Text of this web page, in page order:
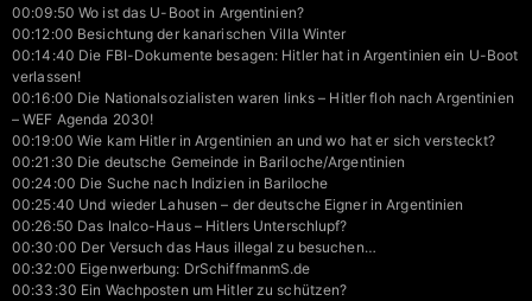
00:09:50 Wo ist das U-Boot in Argentinien?
00:12:00 Besichtung der kanarischen Villa Winter
00:14:40 Die FBI-Dokumente besagen: Hitler hat in Argentinien ein U-Boot
verlassen!
00:16:00 Die Nationalsozialisten waren links – Hitler floh nach Argentinien
– WEF Agenda 2030!
00:19:00 Wie kam Hitler in Argentinien an und wo hat er sich versteckt?
00:21:30 Die deutsche Gemeinde in Bariloche/Argentinien
00:24:00 Die Suche nach Indizien in Bariloche
00:25:40 Und wieder Lahusen – der deutsche Eigner in Argentinien
00:26:50 Das Inalco-Haus – Hitlers Unterschlupf?
00:30:00 Der Versuch das Haus illegal zu besuchen…
00:32:00 Eigenwerbung: DrSchiffmanmS.de
00:33:30 Ein Wachposten um Hitler zu schützen?